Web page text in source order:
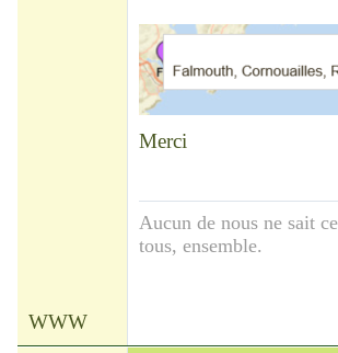
Merci
Aucun de nous ne sait
tous, ensemble.
WWW